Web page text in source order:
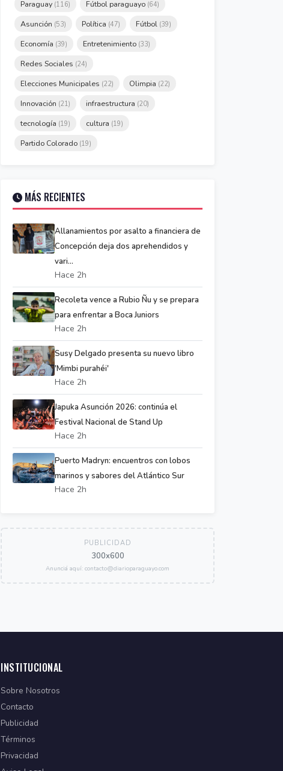
Paraguay (116) Fútbol paraguayo (64)
Asunción (53) Política (47) Fútbol (39)
Economía (39) Entretenimiento (33)
Redes Sociales (24)
Elecciones Municipales (22) Olimpia (22)
Innovación (21) infraestructura (20)
tecnología (19) cultura (19)
Partido Colorado (19)
MÁS RECIENTES
Allanamientos por asalto a financiera de
Concepción deja dos aprehendidos y
vari...
Hace 2h
Recoleta vence a Rubio Ñu y se prepara
para enfrentar a Boca Juniors
Hace 2h
Susy Delgado presenta su nuevo libro
'Mimbi purahéi'
Hace 2h
Japuka Asunción 2026: continúa el
Festival Nacional de Stand Up
Hace 2h
Puerto Madryn: encuentros con lobos
marinos y sabores del Atlántico Sur
Hace 2h
PUBLICIDAD
300x600
Anunciá aquí: contacto@diarioparaguayo.com
INSTITUCIONAL
Sobre Nosotros
Contacto
Publicidad
Términos
Privacidad